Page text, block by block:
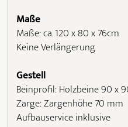
Maße
Maße: ca. 120 x 80 x 76cm
Keine Verlängerung
Gestell
Beinprofil: Holzbeine 90 x
Zarge: Zargenhöhe 70 mm
Aufbauservice inklusive